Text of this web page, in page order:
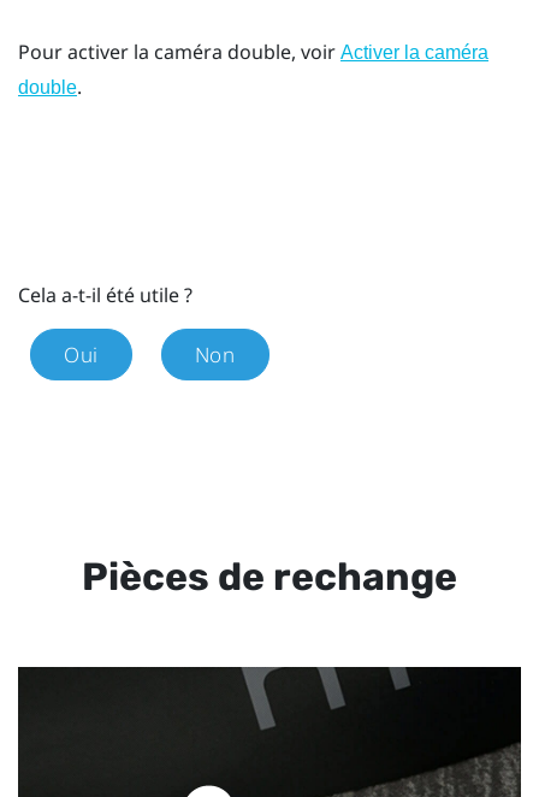
Pour activer la caméra double, voir Activer la caméra
double.
Cela a-t-il été utile ?
Oui Non
Pièces de rechange